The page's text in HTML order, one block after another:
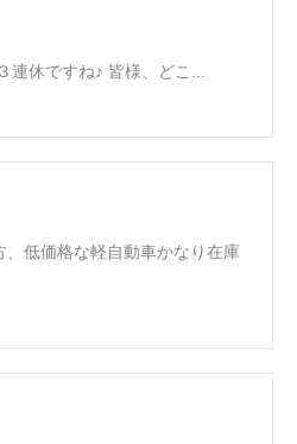
連休ですね♪ 皆様、どこ...
、低価格な軽自動車かなり在庫